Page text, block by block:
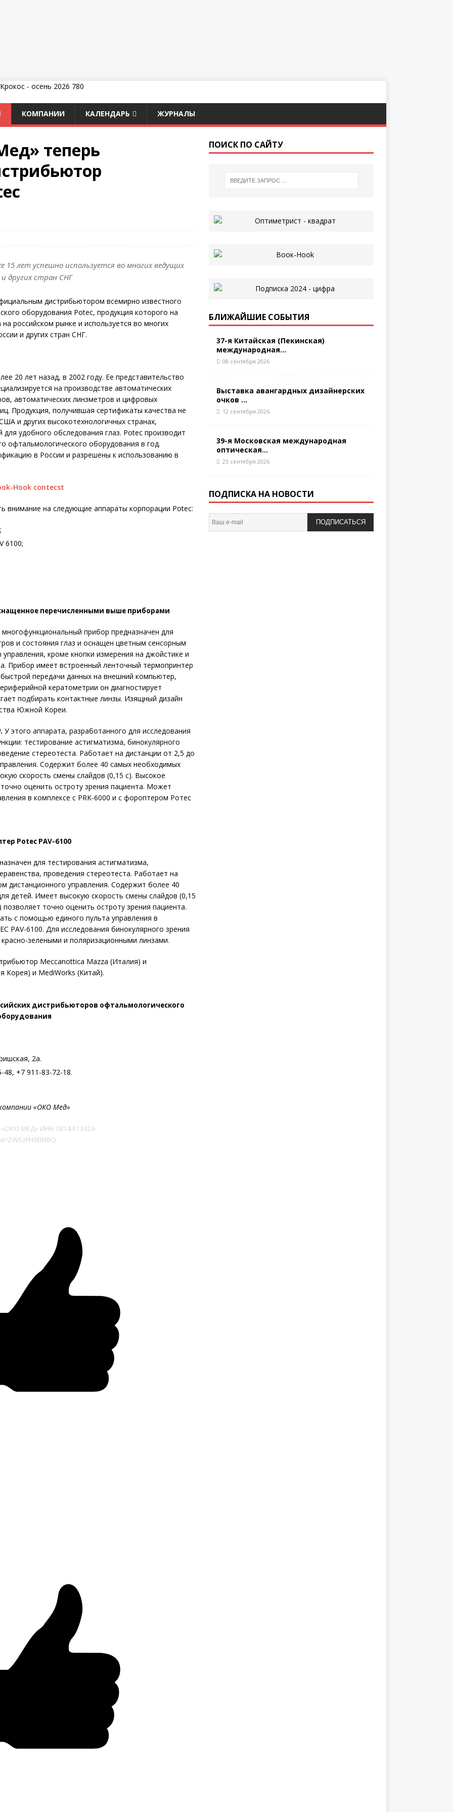
КОМПАНИИ КАЛЕНДАРЬ ЖУРНАЛЫ
теперь
15 лет успешно используется во многих ведущих
других стран СНГ
дистрибьютором всемирно известного
оборудования Potec, продукция которого на
российском рынке и используется во многих
и других стран СНГ.
20 лет назад, в 2002 году. Ее представительство
на производстве автоматических
автоматических линзметров и цифровых
Продукция, получившая сертификаты качества не
и других высокотехнологичных странах,
удобного обследования глаз. Potec производит
офтальмологического оборудования в год.
в России и разрешены к использованию в
внимание на следующие аппараты корпорации Potec:
6100;
перечисленными выше приборами
прибор предназначен для
и состояния глаз и оснащен цветным сенсорным
кроме кнопки измерения на джойстике и
Прибор имеет встроенный ленточный термопринтер
передачи данных на внешний компьютер,
кератометрии он диагностирует
подбирать контактные линзы. Изящный дизайн
Южной Кореи.
. У этого аппарата, разработанного для исследования
тестирование астигматизма, бинокулярного
стереотеста. Работает на дистанции от 2,5 до
Содержит более 40 самых необходимых
скорость смены слайдов (0,15 с). Высокое
оценить остроту зрения пациента. Может
в комплексе с PRK-6000 и с фороптером Ротес
Potec PAV-6100
для тестирования астигматизма,
проведения стереотеста. Работает на
дистанционного управления. Содержит более 40
детей. Имеет высокую скорость смены слайдов (0,15
точно оценить остроту зрения пациента.
с помощью единого пульта управления в
PAV-6100. Для исследования бинокулярного зрения
зелеными и поляризационными линзами.
Meccanottica Mazza (Италия) и
и MediWorks (Китай).
дистрибьюторов офтальмологического
2а.
48, +7 911-83-72-18.
«ОКО Мед»
МЕД» ИНН 7814413426
ПОИСК ПО САЙТУ
БЛИЖАЙШИЕ СОБЫТИЯ
37-я Китайская (Пекинская)
международная...
08 сентября 2026
Выставка авангардных дизайнерских
очков ...
12 сентября 2026
39-я Московская международная
оптическая...
23 сентября 2026
ПОДПИСКА НА НОВОСТИ
ПОДПИСАТЬСЯ